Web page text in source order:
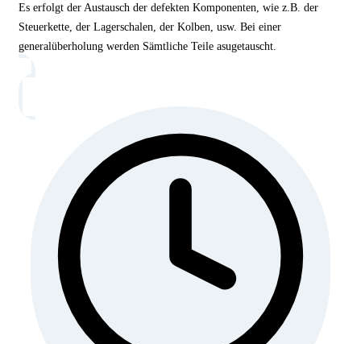
Es erfolgt der Austausch der defekten Komponenten, wie z.B. der
Steuerkette, der Lagerschalen, der Kolben, usw. Bei einer
generalüberholung werden Sämtliche Teile asugetauscht.